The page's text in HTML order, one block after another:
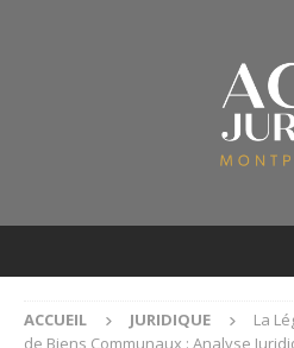
ACCUEIL JURIDIQUE
La
de Biens Communaux : Analyse